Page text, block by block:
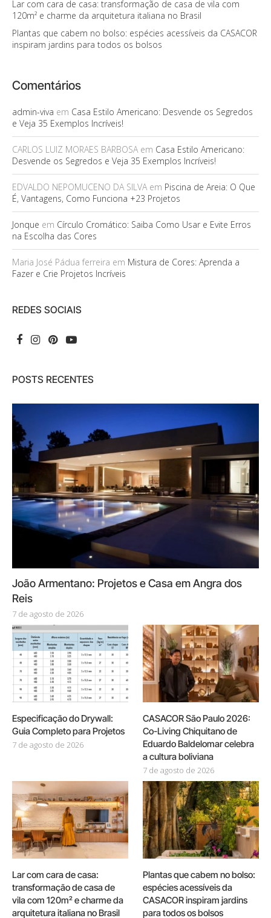
Lar com cara de casa: transformação de casa de vila com
120m² e charme da arquitetura italiana no Brasil
Plantas que cabem no bolso: espécies acessíveis da CASACOR
inspiram jardins para todos os bolsos
Comentários
admin-viva em Casa Estilo Americano: Desvende os Segredos
e Veja 35 Exemplos Incríveis!
CARLOS LUIZ MORAES BARBOSAem Casa Estilo Americano:
Desvende os Segredos e Veja 35 Exemplos Incríveis!
EDVALDO NEPOMUCENO DA SILVAem Piscina de Areia: O Que
É, Vantagens, Como Funciona +23 Projetos
Jonque em Círculo Cromático: Saiba Como Usar e Evite Erros
na Escolha das Cores
Maria José Pádua ferreira em Mistura de Cores: Aprenda a
Fazer e Crie Projetos Incríveis
REDES SOCIAIS
POSTS RECENTES
João Armentano: Projetos e Casa em Angra dos
Reis
7 de agosto de 2026
Especificação do Drywall:
Guia Completo para Projetos
7 de agosto de 2026
CASACOR São Paulo 2026:
Co-Living Chiquitano de
Eduardo Baldelomar celebra
a cultura boliviana
7 de agosto de 2026
Lar com cara de casa:
transformação de casa de
vila com 120m² e charme da
arquitetura italiana no Brasil
Plantas que cabem no bolso:
espécies acessíveis da
CASACOR inspiram jardins
para todos os bolsos